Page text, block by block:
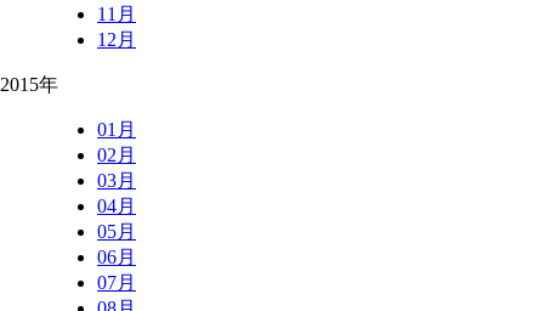
11月
12月
2015年
01月
02月
03月
04月
05月
06月
07月